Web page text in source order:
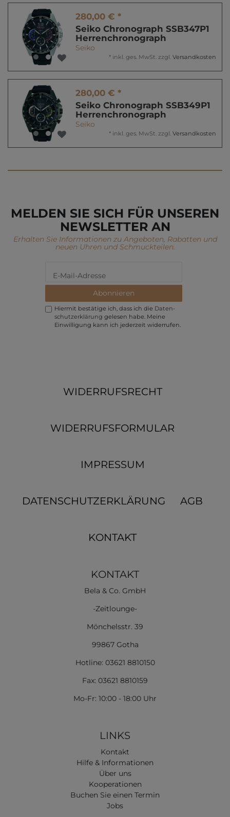
280,00 € *
Seiko Chronograph SSB347P1
Herrenchronograph
Seiko
* inkl. ges. MwSt. zzgl. Versandkosten
280,00 € *
Seiko Chronograph SSB349P1
Herrenchronograph
Seiko
* inkl. ges. MwSt. zzgl. Versandkosten
MELDEN SIE SICH FÜR UNSEREN
NEWSLETTER AN
Erhalten Sie Informationen zu Angeboten, Rabatten und
neuen Uhren und Schmuckteilen.
Abonnieren
Hiermit bestätige ich, dass ich die Daten­
schutz­erklärung gelesen habe. Meine
Einwilligung kann ich jederzeit widerrufen.
WIDERRUFSRECHT
WIDERRUFSFORMULAR
IMPRESSUM
DATENSCHUTZERKLÄRUNG AGB
KONTAKT
KONTAKT
Bela & Co. GmbH
-Zeitlounge-
Mönchelsstr. 39
99867 Gotha
Hotline: 03621 8810150
Fax: 03621 8810159
Mo-Fr: 10:00 - 18:00 Uhr
LINKS
Kontakt
Hilfe & Informationen
Über uns
Kooperationen
Buchen Sie einen Termin
Jobs